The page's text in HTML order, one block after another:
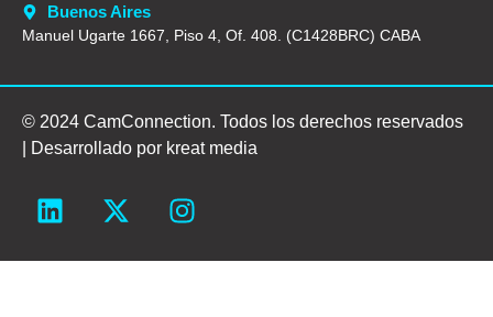
Buenos Aires
Manuel Ugarte 1667, Piso 4, Of. 408. (C1428BRC) CABA
© 2024 CamConnection. Todos los derechos reservados
| Desarrollado por kreat media